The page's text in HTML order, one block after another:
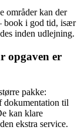
områder kan der
book i god tid, især
inden udlejning.
opgaven er
pakke:
dokumentation til
kan klare
ekstra service.